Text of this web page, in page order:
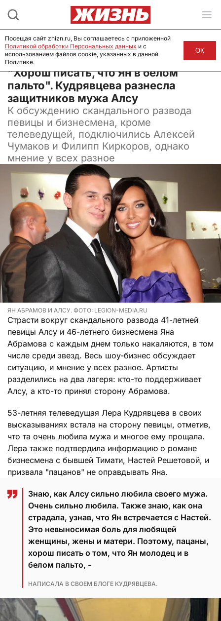
09 июля 2024, 10:30
"Хорош писать, что Ян в белом
пальто". Кудрявцева разнесла
защитников мужа Алсу
К обсуждению скандального развода
певицы и бизнесмена, кроме
телеведущей, подключились Алексей
Чумаков и Филипп Киркоров, однако
мнение у всех разное
ЯН АБРАМОВ И АЛСУ. ФОТО: LEGION-MEDIA.RU
Страсти вокруг скандального развода 41-летней
певицы Алсу и 46-летнего бизнесмена Яна
Абрамова с каждым днем только накаляются, в том
числе среди звезд. Весь шоу-бизнес обсуждает
ситуацию, и мнение у всех разное. Артисты
разделились на два лагеря: кто-то поддерживает
Алсу, а кто-то принял сторону Абрамова.
53-летняя телеведущая Лера Кудрявцева в своих
высказываниях встала на сторону певицы, отметив,
что та очень любила мужа и многое ему прощала.
Лера также подтвердила информацию о романе
бизнесмена с бывшей Тимати, Настей Решетовой, и
призвала "пацанов" не оправдывать Яна.
Знаю, как Алсу сильно любила своего мужа.
Очень сильно любила. Также знаю, как она
страдала, узнав, что Ян встречается с Настей.
Это невыносимая боль для любящей
женщины, жены и матери. Поэтому, пацаны,
хорош писать о том, что Ян молодец и в
белом пальто, -
НАПИСАЛА В СВОЕМ БЛОГЕ КУДРЯВЦЕВА.
Посещая сайт zhizn.ru, Вы соглашаетесь с приложенной
Политикой обработки Персональных данных и с
использованием файлов cookie, указанных в данной
Политике.
ОК